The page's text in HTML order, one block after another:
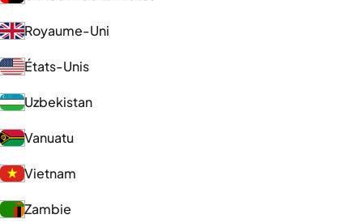
Royaume-Uni
États-Unis
Uzbekistan
Vanuatu
Vietnam
Zambie